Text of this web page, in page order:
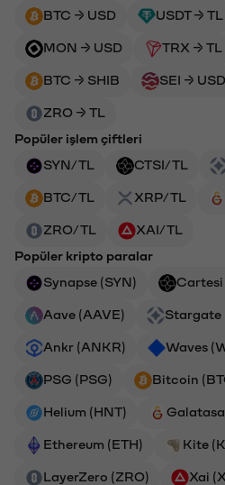
BTC → USD
USDT → TL
MON → USD TRX → TL
BTC → SHIB SEI → USD
ZRO → TL
Popüler işlem çiftleri
SYN/TL
CTSI/TL
BTC/TL XRP/TL
ZRO/TL
XAI/TL
Popüler kripto paralar
Synapse (SYN)
Cartesi
Aave (AAVE) Stargate
Ankr (ANKR) Waves
PSG (PSG) Bitcoin
Helium (HNT)
Ethereum (ETH) Kite
LayerZero (ZRO)
Xai